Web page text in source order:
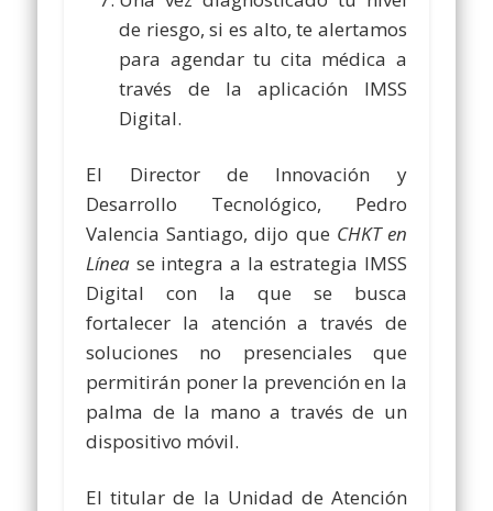
de riesgo, si es alto, te alertamos
para agendar tu cita médica a
través de la aplicación IMSS
Digital.
El Director de Innovación y
Desarrollo Tecnológico, Pedro
Valencia Santiago, dijo que CHKT en
Línea se integra a la estrategia IMSS
Digital con la que se busca
fortalecer la atención a través de
soluciones no presenciales que
permitirán poner la prevención en la
palma de la mano a través de un
dispositivo móvil.
El titular de la Unidad de Atención